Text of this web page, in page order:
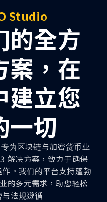
Studio
的全方
案，在
建立您
一切
为区块链与加密货币业
解决方案，致力于确保
。我们的平台支持蓬勃
的多元需求，助您轻松
法规遵循